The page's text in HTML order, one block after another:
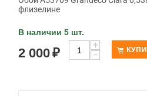
флизелине
В наличии 5 шт.
2 000₽
+
−